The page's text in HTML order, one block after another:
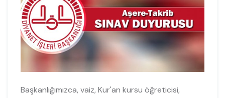
Başkanlığımızca, vaiz, Kur'an kursu öğreticisi,